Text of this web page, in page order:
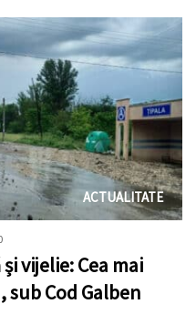
ACTUALITATE
vijelie: Cea mai
Cod Galben